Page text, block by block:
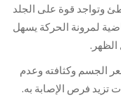
وتواجد قوة على الجلد
لمرونة الحركة يسهل
الجسم وكثافته وعدم
تزيد فرص الإصابة به.